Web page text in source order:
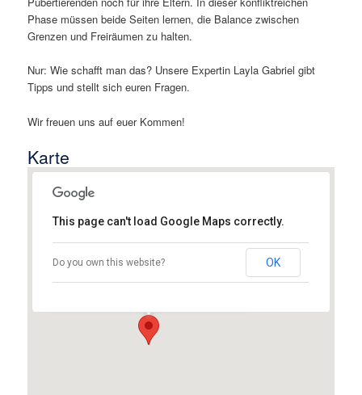
Phase müssen beide Seiten lernen, die Balance zwischen
Grenzen und Freiräumen zu halten.
Nur: Wie schafft man das? Unsere Expertin Layla Gabriel gibt
Tipps und stellt sich euren Fragen.
Wir freuen uns auf euer Kommen!
Karte
Augsburg e.V.
Details
This page can't load Google Maps correctly.
Do you own this website? OK